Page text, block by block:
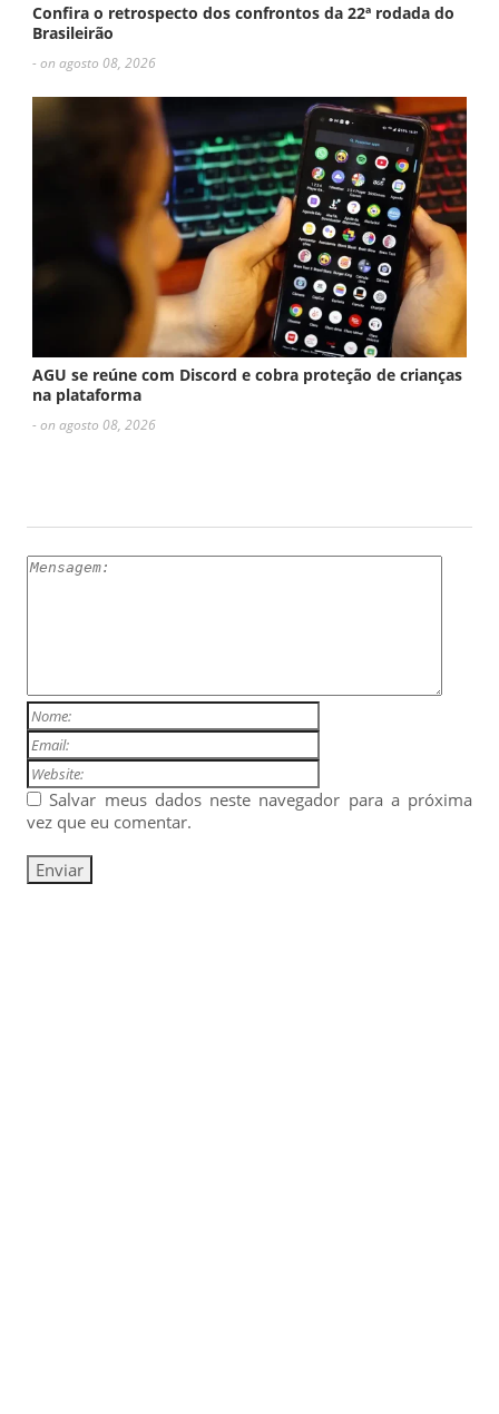
Confira o retrospecto dos confrontos da 22ª rodada do
Brasileirão
- on agosto 08, 2026
AGU se reúne com Discord e cobra proteção de crianças
na plataforma
- on agosto 08, 2026
Salvar meus dados neste navegador para a próxima
vez que eu comentar.